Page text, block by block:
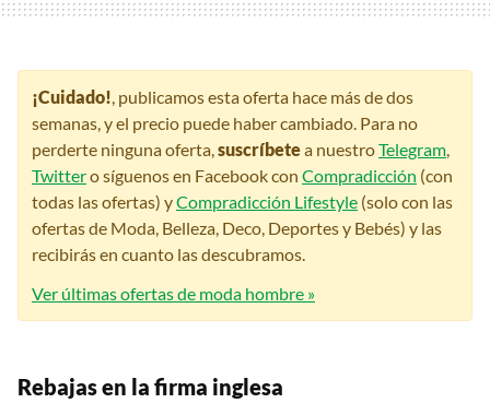
¡Cuidado!, publicamos esta oferta hace más de dos
semanas, y el precio puede haber cambiado. Para no
perderte ninguna oferta,suscríbetea nuestroTelegram,
Twittero síguenos en Facebook con Compradicción (con
todas las ofertas) yCompradicción Lifestyle (solo con las
ofertas de Moda, Belleza, Deco, Deportes y Bebés) y las
recibirás en cuanto las descubramos.
Ver últimas ofertas de moda hombre »
Rebajas en la firma inglesa